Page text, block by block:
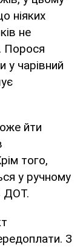
ніяких
не
Порося
у чарівний
йти
того,
у ручному
ДОТ.
З